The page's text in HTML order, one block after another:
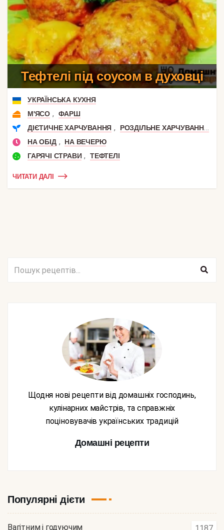
Тефтелі під соусом в духовці
УКРАЇНСЬКА КУХНЯ
М'ЯСО ,
ФАРШ
ДІЄТИЧНЕ ХАРЧУВАННЯ , РОЗДІЛЬНЕ ХАРЧУВАННЯ
НА ОБІД ,
НА ВЕЧЕРЮ
ГАРЯЧІ СТРАВИ , ТЕФТЕЛІ
ЧИТАТИ ДАЛІ
Щодня нові рецепти від домашніх господинь,
кулінарних майстрів, та справжніх
поціновувачів українських традицій
Домашні рецепти
Популярні дієти
Вагітним і годуючим